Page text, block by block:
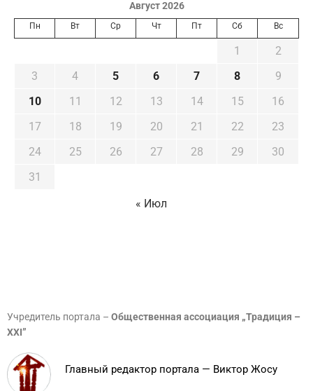
Август 2026
Пн Вт Ср Чт Пт Сб Вс
1
2
3
4 5 6 7 8
9
10
11 12 13 14 15
16
17
18 19 20 21 22
23
24
25 26 27 28 29
30
31
« Июл
Учредитель портала – Общественная ассоциация „Традиция –
XXI”
Главный редактор портала — Виктор Жосу